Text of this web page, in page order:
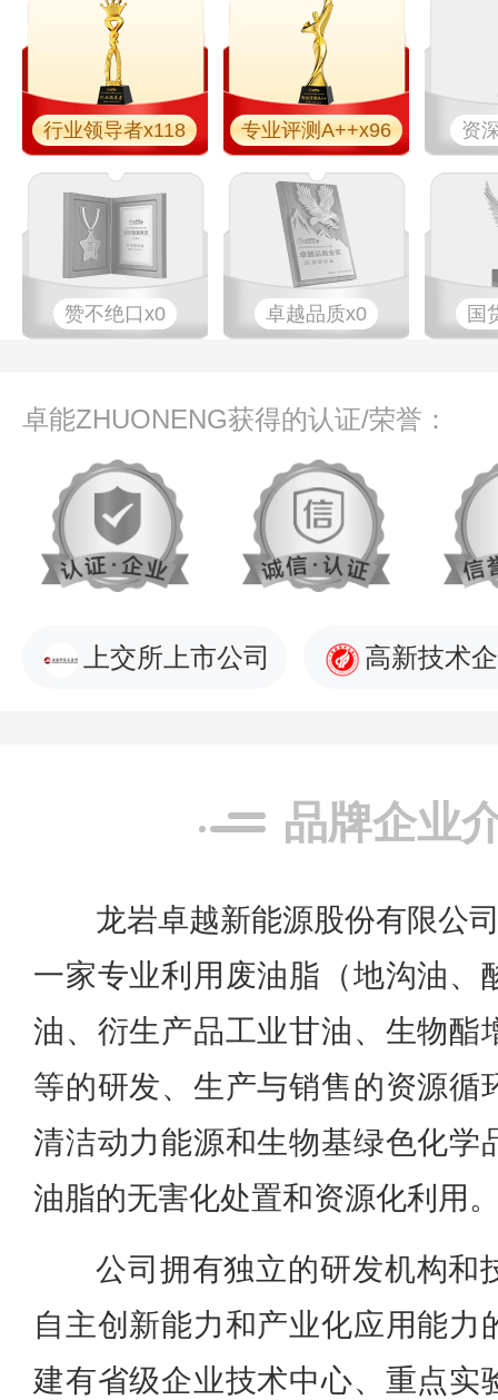
行业领导者x118 专业​评测A++x96 资
赞不绝口x0 卓越品质x0 国
卓能ZHUONENG获得的认证/荣誉：
上交所上市公司 高新技术
品牌企业
龙岩卓越新能源股份有限公
一家专业利用废油脂（地沟油、
油、衍生产品工业甘油、生物酯
等的研发、生产与销售的资源循
清洁动力能源和生物基绿色化学
油脂的无害化处置和资源化利用
公司拥有独立的研发机构和
自主创新能力和产业化应用能力
建有省级企业技术中心、重点实